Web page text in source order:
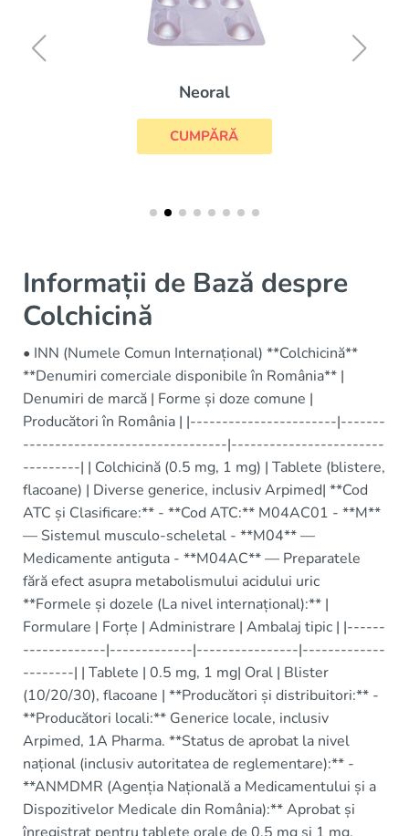
Neoral
CUMPĂRĂ
Informații de Bază despre
Colchicină
• INN (Numele Comun Internațional) **Colchicină**
**Denumiri comerciale disponibile în România** |
Denumiri de marcă | Forme și doze comune |
Producători în România | |-----------------------|-------
--------------------------------|------------------------
---------| | Colchicină (0.5 mg, 1 mg) | Tablete (blistere,
flacoane) | Diverse generice, inclusiv Arpimed| **Cod
ATC și Clasificare:** - **Cod ATC:** M04AC01 - **M**
— Sistemul musculo-scheletal - **M04** —
Medicamente antiguta - **M04AC** — Preparatele
fără efect asupra metabolismului acidului uric
**Formele și dozele (La nivel internațional):** |
Formulare | Forțe | Administrare | Ambalaj tipic | |------
-------------|-------------|----------------|-------------
--------| | Tablete | 0.5 mg, 1 mg| Oral | Blister
(10/20/30), flacoane | **Producători și distribuitori:** -
**Producători locali:** Generice locale, inclusiv
Arpimed, 1A Pharma. **Status de aprobat la nivel
național (inclusiv autoritatea de reglementare):** -
**ANMDMR (Agenția Națională a Medicamentului și a
Dispozitivelor Medicale din România):** Aprobat și